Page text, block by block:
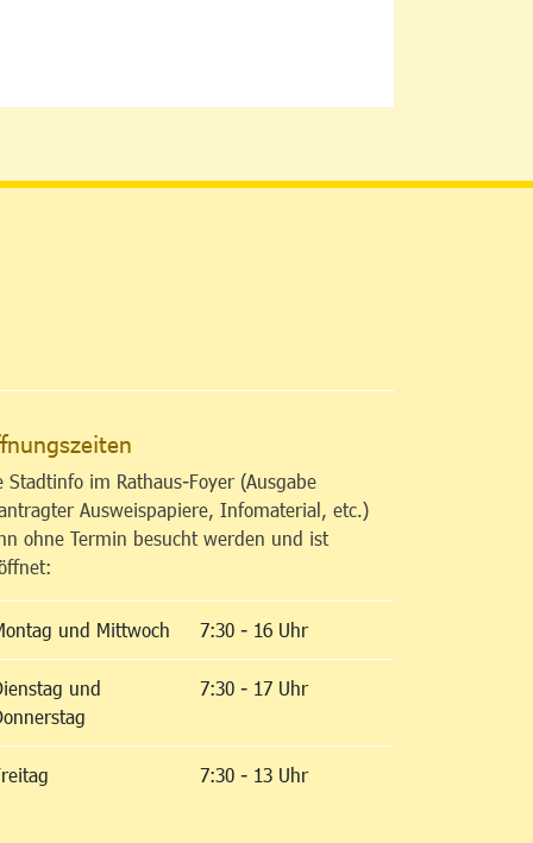
Stadtinfo im Rathaus-Foyer (Ausgabe
Ausweispapiere, Infomaterial, etc.)
ohne Termin besucht werden und ist
und Mittwoch 7:30 - 16 Uhr
und
7:30 - 17 Uhr
7:30 - 13 Uhr